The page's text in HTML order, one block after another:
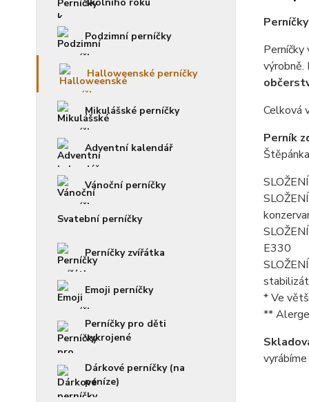
Podzimní perníčky
Halloweenské perníčky
Mikulášské perníčky
Adventní kalendář
Vánoční perníčky
Svatební perníčky
Perníčky zvířátka
Emoji perníčky
Perníčky pro děti
vykrojené
Dárkové perníčky (na
peníze)
Perníčky
výrobně.
Celková
Perník
E330
* Ve
**